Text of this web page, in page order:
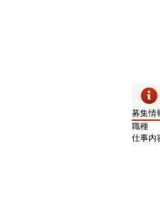
募集情
職種
仕事内